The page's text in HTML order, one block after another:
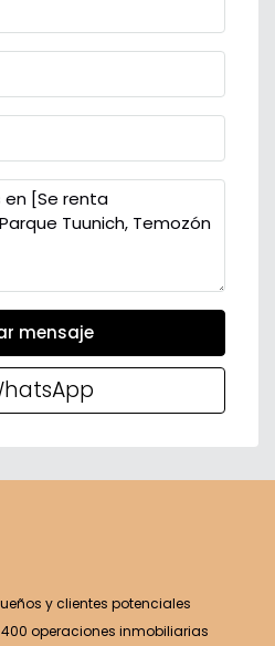
mensaje
y clientes potenciales
operaciones inmobiliarias